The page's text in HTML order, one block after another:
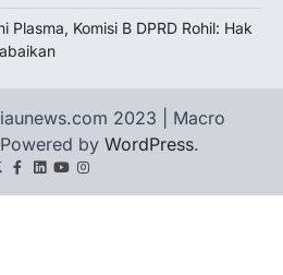
Plasma, Komisi B DPRD Rohil: Hak
2023 | Macro
Powered by WordPress.